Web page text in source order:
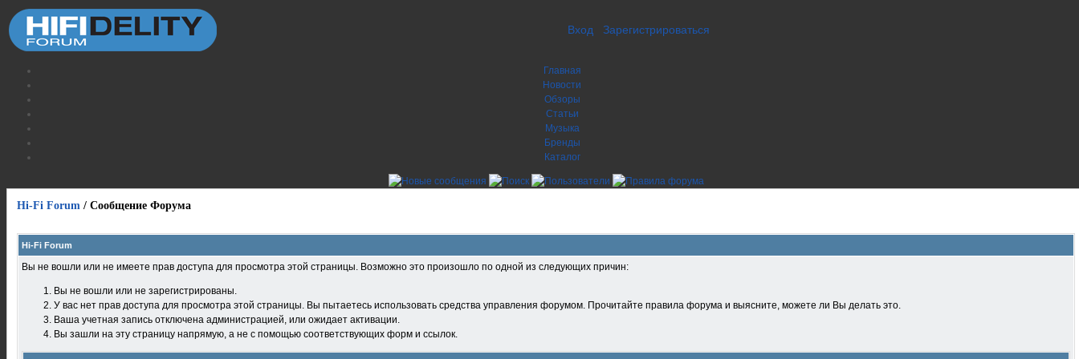
Вход Зарегистрироваться
Главная
Новости
Обзоры
Статьи
Музыка
Бренды
Каталог
Hi-Fi Forum / Сообщение Форума
Hi-Fi Forum
Вы не вошли или не имеете прав доступа для просмотра этой страницы. Возможно это произошло по одной из следующих причин:
Вы не вошли или не зарегистрированы.
У вас нет прав доступа для просмотра этой страницы. Вы пытаетесь использовать средства управления форумом. Прочитайте правила форума и выясните, можете ли Вы делать это.
Ваша учетная запись отключена администрацией, или ожидает активации.
Вы зашли на эту страницу напрямую, а не с помощью соответствующих форм и ссылок.